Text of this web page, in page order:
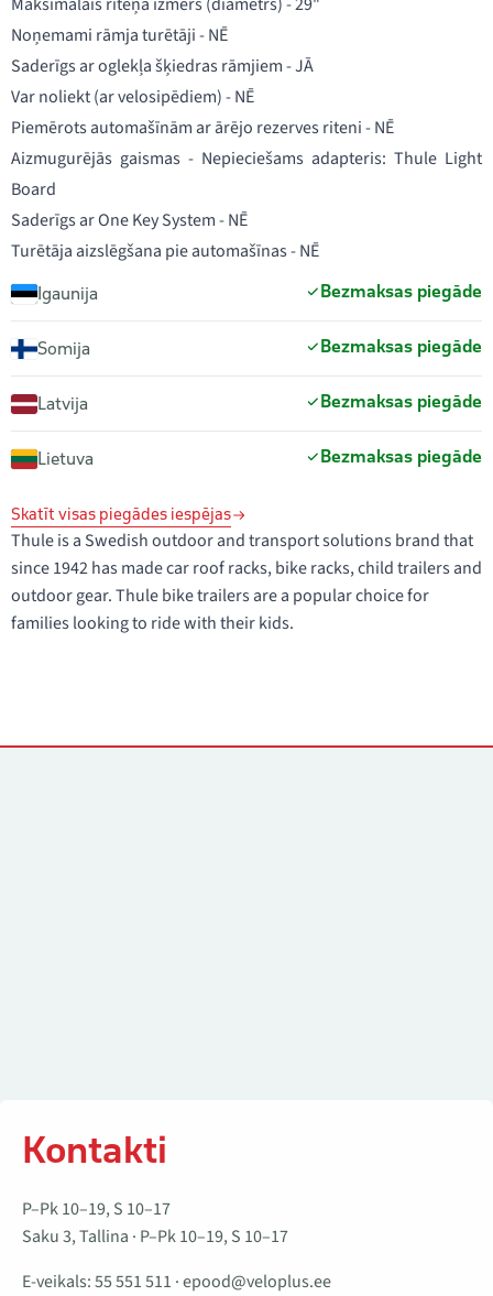
Noņemami rāmja turētāji - NĒ
Saderīgs ar oglekļa šķiedras rāmjiem - JĀ
Var noliekt (ar velosipēdiem) - NĒ
Piemērots automašīnām ar ārējo rezerves riteni - NĒ
Aizmugurējās gaismas - Nepieciešams adapteris: Thule Light
Board
Saderīgs ar One Key System - NĒ
Turētāja aizslēgšana pie automašīnas - NĒ
Igaunija Bezmaksas piegāde
Somija Bezmaksas piegāde
Latvija Bezmaksas piegāde
Lietuva Bezmaksas piegāde
Skatīt visas piegādes iespējas
Thule is a Swedish outdoor and transport solutions brand that
since 1942 has made car roof racks, bike racks, child trailers and
outdoor gear. Thule bike trailers are a popular choice for
families looking to ride with their kids.
Kontakti
P–Pk 10–19, S 10–17
Saku 3, Tallina · P–Pk 10–19, S 10–17
E-veikals:55 551 511 ·epood@veloplus.ee